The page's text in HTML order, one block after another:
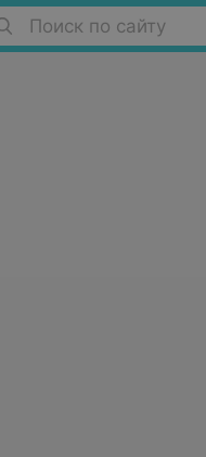
Поиск по сайту